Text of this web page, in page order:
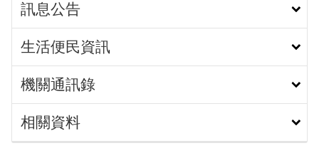
訊息公告
生活便民資訊
機關通訊錄
相關資料